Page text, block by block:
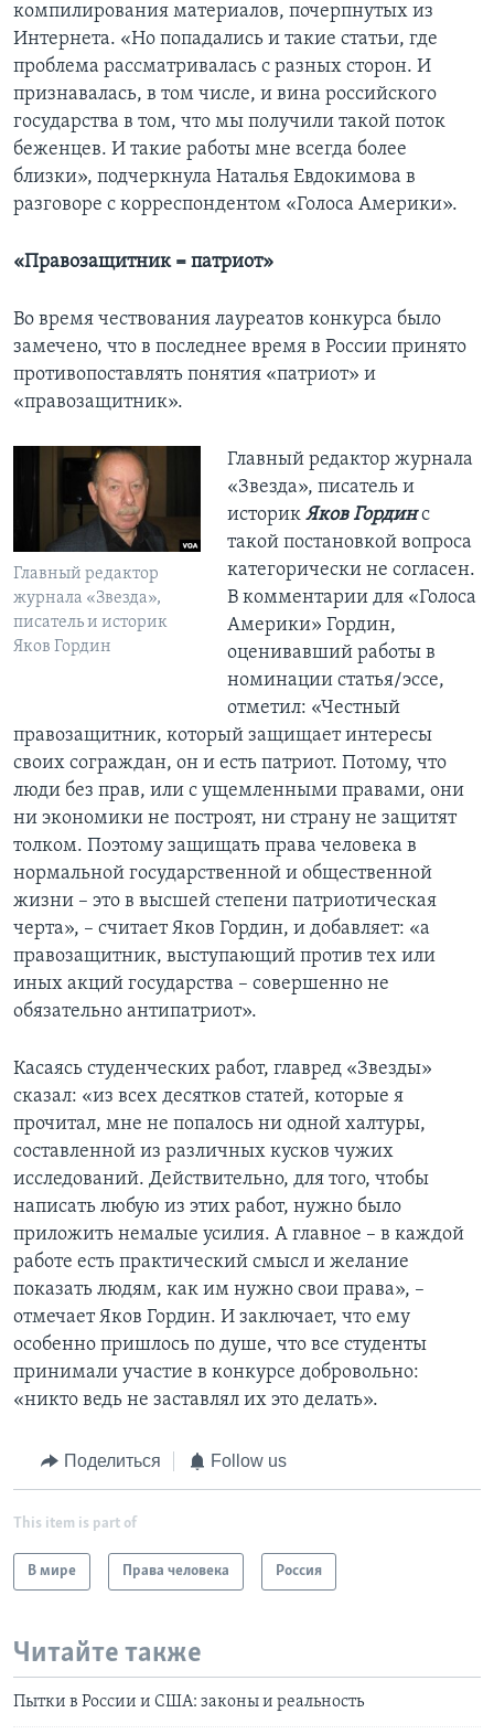
компилирования материалов, почерпнутых из
Интернета. «Но попадались и такие статьи, где
проблема рассматривалась с разных сторон. И
признавалась, в том числе, и вина российского
государства в том, что мы получили такой поток
беженцев. И такие работы мне всегда более
близки», подчеркнула Наталья Евдокимова в
разговоре с корреспондентом «Голоса Америки».
«Правозащитник = патриот»
Во время чествования лауреатов конкурса было
замечено, что в последнее время в России принято
противопоставлять понятия «патриот» и
«правозащитник».
Главный редактор
журнала «Звезда»,
писатель и историк
Яков Гордин
Главный редактор журнала
«Звезда», писатель и
историк Яков Гординс
такой постановкой вопроса
категорически не согласен.
В комментарии для «Голоса
Америки» Гордин,
оценивавший работы в
номинации статья/эссе,
отметил: «Честный
правозащитник, который защищает интересы
своих сограждан, он и есть патриот. Потому, что
люди без прав, или с ущемленными правами, они
ни экономики не построят, ни страну не защитят
толком. Поэтому защищать права человека в
нормальной государственной и общественной
жизни – это в высшей степени патриотическая
черта», – считает Яков Гордин, и добавляет: «а
правозащитник, выступающий против тех или
иных акций государства – совершенно не
обязательно антипатриот».
Касаясь студенческих работ, главред «Звезды»
сказал: «из всех десятков статей, которые я
прочитал, мне не попалось ни одной халтуры,
составленной из различных кусков чужих
исследований. Действительно, для того, чтобы
написать любую из этих работ, нужно было
приложить немалые усилия. А главное – в каждой
работе есть практический смысл и желание
показать людям, как им нужно свои права», –
отмечает Яков Гордин. И заключает, что ему
особенно пришлось по душе, что все студенты
принимали участие в конкурсе добровольно:
«никто ведь не заставлял их это делать».
Поделиться Follow us
This item is part of
В мире Права человека Россия
Читайте также
Пытки в России и США: законы и реальность